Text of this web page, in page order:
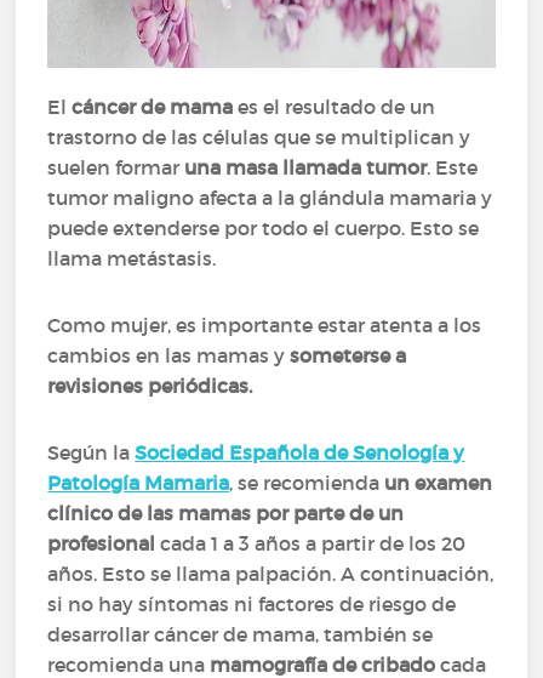
Elcáncer de mama es el resultado de un
trastorno de las células que se multiplican y
suelen formar una masa llamada tumor. Este
tumor maligno afecta a la glándula mamaria y
puede extenderse por todo el cuerpo. Esto se
llama metástasis.
Como mujer, es importante estar atenta a los
cambios en las mamas ysometerse a
revisiones periódicas.
Según laSociedad Española de Senología y
Patología Mamaria, se recomienda un examen
clínico de las mamas por parte de un
profesional cada 1 a 3 años a partir de los 20
años. Esto se llama palpación. A continuación,
si no hay síntomas ni factores de riesgo de
desarrollar cáncer de mama, también se
recomienda una mamografía de cribadocada